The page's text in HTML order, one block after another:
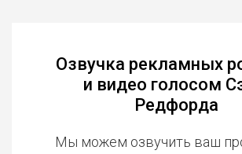
Озвучка рекламных
и видео голосом
Редфорда
Мы можем озвучить ваш